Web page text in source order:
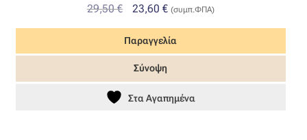
29,50€
Original
was:
29,50 €.
23,60 €Η
τιμή
είναι:
(συμπ.ΦΠΑ)
Παραγγελία
Σύνοψη
Στα Αγαπημένα